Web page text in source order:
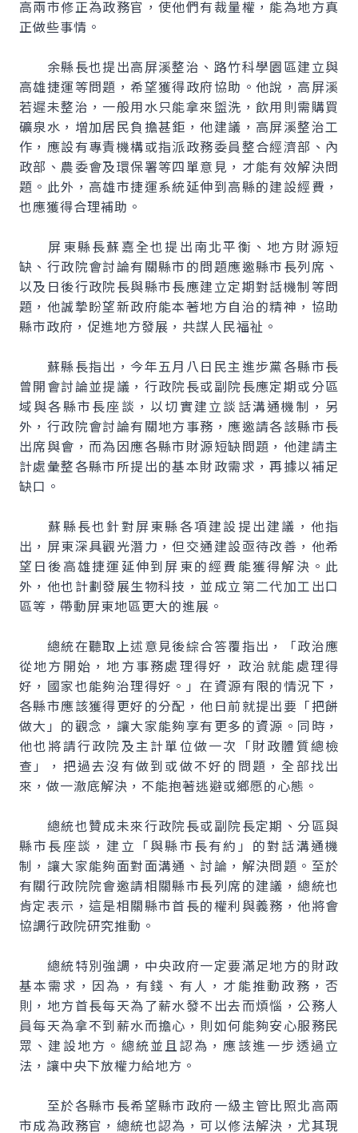
高兩市修正為政務官，使他們有裁量權，能為地方真
正做些事情。
余縣長也提出高屏溪整治、路竹科學園區建立與
高雄捷運等問題，希望獲得政府協助。他說，高屏溪
若遲未整治，一般用水只能拿來盥洗，飲用則需購買
礦泉水，增加居民負擔甚鉅，他建議，高屏溪整治工
作，應設有專責機構或指派政務委員整合經濟部、內
政部、農委會及環保署等四單意見，才能有效解決問
題。此外，高雄市捷運系統延伸到高縣的建設經費，
也應獲得合理補助。
屏東縣長蘇嘉全也提出南北平衡、地方財源短
缺、行政院會討論有關縣市的問題應邀縣市長列席、
以及日後行政院長與縣市長應建立定期對話機制等問
題，他誠摯盼望新政府能本著地方自治的精神，協助
縣市政府，促進地方發展，共謀人民福祉。
蘇縣長指出，今年五月八日民主進步黨各縣市長
曾開會討論並提議，行政院長或副院長應定期或分區
域與各縣市長座談，以切實建立談話溝通機制，另
外，行政院會討論有關地方事務，應邀請各該縣市長
出席與會，而為因應各縣市財源短缺問題，他建請主
計處彙整各縣市所提出的基本財政需求，再據以補足
缺口。
蘇縣長也針對屏東縣各項建設提出建議，他指
出，屏東深具觀光潛力，但交通建設亟待改善，他希
望日後高雄捷運延伸到屏東的經費能獲得解決。此
外，他也計劃發展生物科技，並成立第二代加工出口
區等，帶動屏東地區更大的進展。
總統在聽取上述意見後綜合答覆指出，「政治應
從地方開始，地方事務處理得好，政治就能處理得
好，國家也能夠治理得好。」在資源有限的情況下，
各縣市應該獲得更好的分配，他日前就提出要「把餅
做大」的觀念，讓大家能夠享有更多的資源。同時，
他也將請行政院及主計單位做一次「財政體質總檢
查」，把過去沒有做到或做不好的問題，全部找出
來，做一澈底解決，不能抱著逃避或鄉愿的心態。
總統也贊成未來行政院長或副院長定期、分區與
縣市長座談，建立「與縣市長有約」的對話溝通機
制，讓大家能夠面對面溝通、討論，解決問題。至於
有關行政院院會邀請相關縣市長列席的建議，總統也
肯定表示，這是相關縣市首長的權利與義務，他將會
協調行政院研究推動。
總統特別強調，中央政府一定要滿足地方的財政
基本需求，因為，有錢、有人，才能推動政務，否
則，地方首長每天為了薪水發不出去而煩惱，公務人
員每天為拿不到薪水而擔心，則如何能夠安心服務民
眾、建設地方。總統並且認為，應該進一步透過立
法，讓中央下放權力給地方。
至於各縣市長希望縣市政府一級主管比照北高兩
市成為政務官，總統也認為，可以修法解決，尤其現